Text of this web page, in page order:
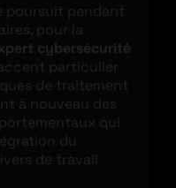
poursuit pendant
pour la
cybersécurité
particulier
de traitement
à nouveau des
qui
du
de travail